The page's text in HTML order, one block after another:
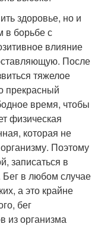
здоровье, но и
в борьбе с
влияние
После
тяжелое
прекрасный
время, чтобы
физическая
которая не
Поэтому
записаться в
Бег в любом случае
а это крайне
бег
из организма